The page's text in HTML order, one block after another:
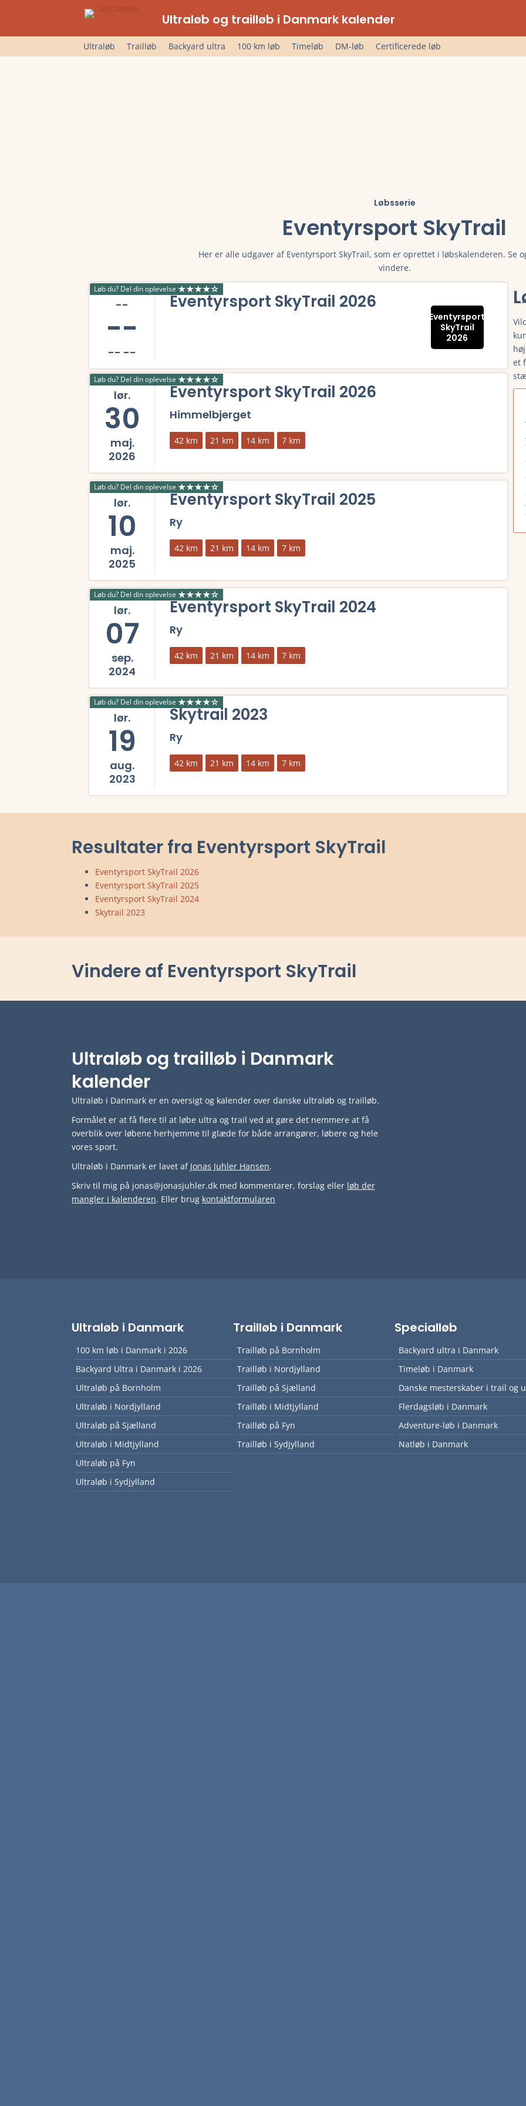
Ultraløb og trailløb i Danmark kalender
Ultraløb Trailløb Backyard ultra 100 km løb Timeløb DM-løb Certificerede løb
Løbsserie
Eventyrsport SkyTrail
Her er alle udgaver af Eventyrsport SkyTrail, som er oprettet i løbskalenderen. Se
vindere.
Løb du? Del din oplevelse
--
--
-- --
Eventyrsport SkyTrail 2026
Eventyrsport
SkyTrail
2026
Læs mere om Eventyrsport SkyTrail 2026 og se tilmelding, deltagerliste, resultater, tidligere vindere, rute og
Løb du? Del din oplevelse
lør.
30
maj.
2026
Eventyrsport SkyTrail 2026
Himmelbjerget
42 km 21 km 14 km 7 km
Læs mere om Eventyrsport SkyTrail 2026 og se tilmelding, deltagerliste, resultater, tidligere vindere, rute og
Løb du? Del din oplevelse
lør.
10
maj.
2025
Eventyrsport SkyTrail 2025
Ry
42 km 21 km 14 km 7 km
Læs mere om Eventyrsport SkyTrail 2025 og se tilmelding, deltagerliste, resultater, tidligere vindere, rute og
Løb du? Del din oplevelse
lør.
07
sep.
2024
Eventyrsport SkyTrail 2024
Ry
42 km 21 km 14 km 7 km
Læs mere om Eventyrsport SkyTrail 2024 og se tilmelding, deltagerliste, resultater, tidligere vindere, rute og
Løb du? Del din oplevelse
lør.
19
aug.
2023
Skytrail 2023
Ry
42 km 21 km 14 km 7 km
et
Resultater fra Eventyrsport SkyTrail
Eventyrsport SkyTrail 2026
Eventyrsport SkyTrail 2025
Eventyrsport SkyTrail 2024
Skytrail 2023
Vindere af Eventyrsport SkyTrail
Ultraløb og trailløb i Danmark
kalender
Ultraløb i Danmark er en oversigt og kalender over danske ultraløb og trailløb.
Formålet er at få flere til at løbe ultra og trail ved at gøre det nemmere at få
overblik over løbene herhjemme til glæde for både arrangører, løbere og hele
vores sport.
Ultraløb i Danmark er lavet af Jonas Juhler Hansen.
Skriv til mig på jonas@jonasjuhler.dk med kommentarer, forslag eller løb der
mangler i kalenderen. Eller brug kontaktformularen
Ultraløb i Danmark
100 km løb i Danmark i 2026
Backyard Ultra i Danmark i 2026
Ultraløb på Bornholm
Ultraløb i Nordjylland
Ultraløb på Sjælland
Ultraløb i Midtjylland
Ultraløb på Fyn
Ultraløb i Sydjylland
Trailløb i Danmark
Trailløb på Bornholm
Trailløb i Nordjylland
Trailløb på Sjælland
Trailløb i Midtjylland
Trailløb på Fyn
Trailløb i Sydjylland
Specialløb
Backyard ultra i Danmark
Timeløb i Danmark
Danske mesterskaber i trail og
Flerdagsløb i Danmark
Adventure-løb i Danmark
Natløb i Danmark